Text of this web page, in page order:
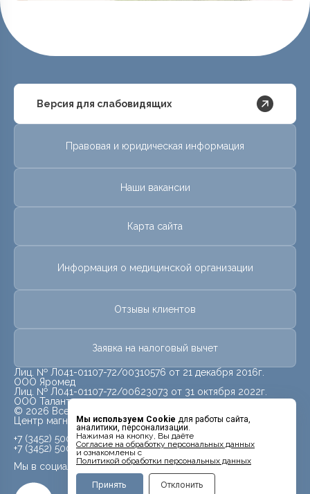
Мы используем Cookie для работы сайта,
аналитики, персонализации.
Нажимая на кнопку, Вы даёте
Cогласие на обработку персональных данных
и ознакомлены с
Политикой обработки персональных данных
Принять Отклонить
Версия для слабовидящих
Правовая и юридическая информация
Наши вакансии
Карта сайта
Информация о медицинской организации
Отзывы клиентов
Заявка на налоговый вычет
Лиц. № Л041-01107-72/00310576 от 21 декабря 2016г.
ООО Яромед
Лиц. № Л041-01107-72/00623073 от 31 октября 2022г.
ООО Талант
© 2026 Все права защищены.
Центр магнитно-резонансной томографии «МРТ Лидер»
Мы в социальных сетях
+7 (3452) 500-914
+7 (3452) 500-944